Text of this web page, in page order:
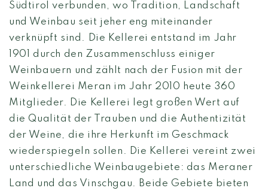
Südtirol verbunden, wo Tradition, Landschaft
und Weinbau seit jeher eng miteinander
verknüpft sind. Die Kellerei entstand im Jahr
1901 durch den Zusammenschluss einiger
Weinbauern und zählt nach der Fusion mit der
Weinkellerei Meran im Jahr 2010 heute 360
Mitglieder. Die Kellerei legt großen Wert auf
die Qualität der Trauben und die Authentizität
der Weine, die ihre Herkunft im Geschmack
wiederspiegeln sollen. Die Kellerei vereint zwei
unterschiedliche Weinbaugebiete: das Meraner
Land und das Vinschgau. Beide Gebiete bieten